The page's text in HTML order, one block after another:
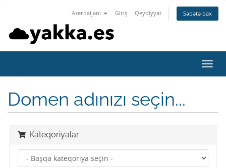
Azerbaijani Giriş Qeydiyyat Səbətə bax
keçid
Domen adınızı seçin...
Kateqoriyalar